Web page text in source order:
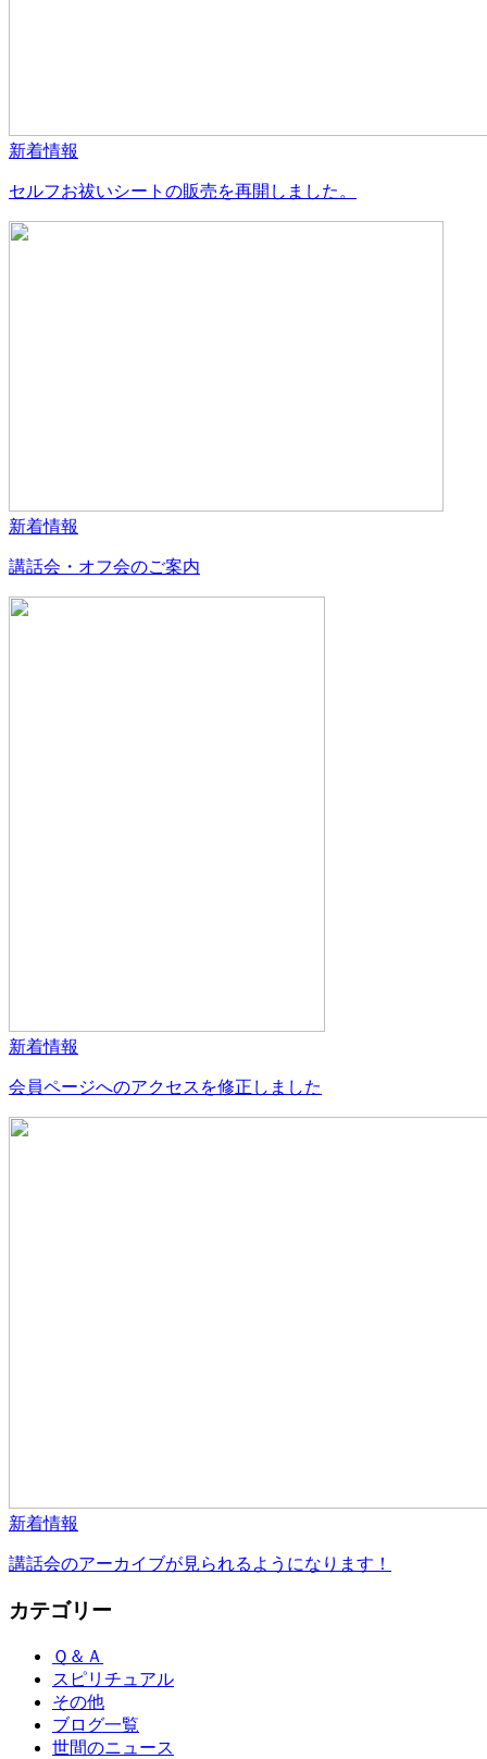
新着情報
セルフお祓いシートの販売を再開しました。
新着情報
講話会・オフ会のご案内
新着情報
会員ページへのアクセスを修正しました
新着情報
講話会のアーカイブが見られるようになります！
カテゴリー
Ｑ＆Ａ
スピリチュアル
その他
ブログ一覧
世間のニュース